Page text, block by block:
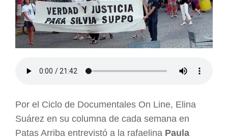
Por el Ciclo de Documentales On Line, Elina
Suárez en su columna de cada semana en
Patas Arriba entrevistó a la rafaelina Paula